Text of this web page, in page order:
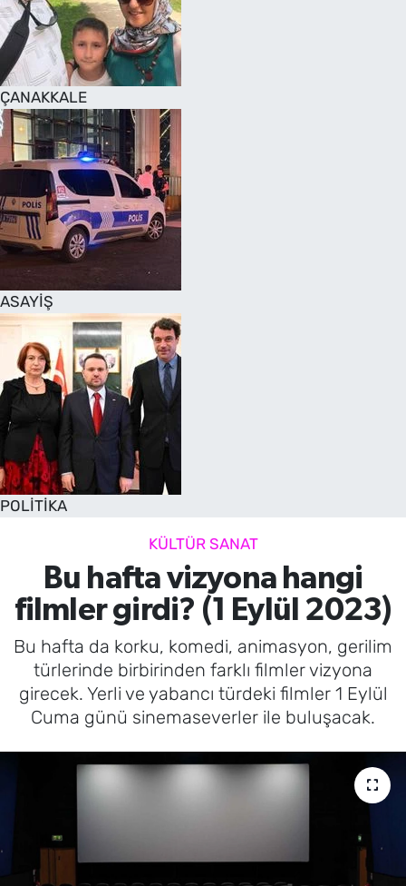
ÇANAKKALE
ASAYİŞ
POLİTİKA
KÜLTÜR SANAT
Bu hafta vizyona hangi
filmler girdi? (1 Eylül 2023)
Bu hafta da korku, komedi, animasyon, gerilim
türlerinde birbirinden farklı filmler vizyona
girecek. Yerli ve yabancı türdeki filmler 1 Eylül
Cuma günü sinemaseverler ile buluşacak.
SAĞLIK
TV REHBERİ